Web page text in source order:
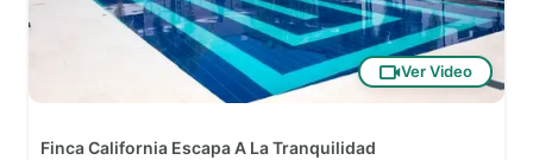
Ver Video
Finca California Escapa A La Tranquilidad